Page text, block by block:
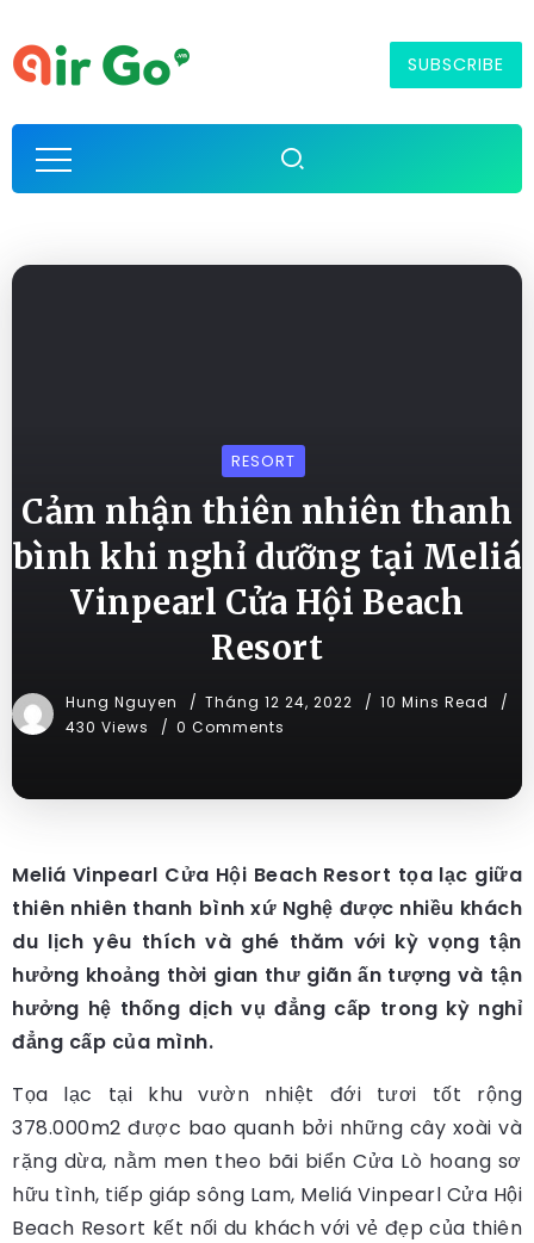
SUBSCRIBE
RESORT
Cảm nhận thiên nhiên thanh
bình khi nghỉ dưỡng tại Meliá
Vinpearl Cửa Hội Beach
Resort
Hung Nguyen Tháng 12 24, 2022
10 Mins Read
430 Views
0 Comments
Meliá Vinpearl Cửa Hội Beach Resort tọa lạc giữa
thiên nhiên thanh bình xứ Nghệ được nhiều khách
du lịch yêu thích và ghé thăm với kỳ vọng tận
hưởng khoảng thời gian thư giãn ấn tượng và tận
hưởng hệ thống dịch vụ đẳng cấp trong kỳ nghỉ
đẳng cấp của mình.
Tọa lạc tại khu vườn nhiệt đới tươi tốt rộng
378.000m2 được bao quanh bởi những cây xoài và
rặng dừa, nằm men theo bãi biển Cửa Lò hoang sơ
hữu tình, tiếp giáp sông Lam, Meliá Vinpearl Cửa Hội
Beach Resort kết nối du khách với vẻ đẹp của thiên